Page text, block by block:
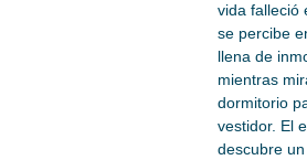
vida falleció
se percibe
llena de
mientras
dormitorio
vestidor. El
descubre